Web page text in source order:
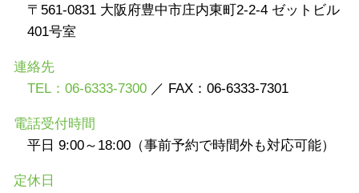
〒561-0831 大阪府豊中市庄内東町2-2-4 ゼットビル
401号室
連絡先
TEL：06-6333-7300 ／ FAX：06-6333-7301
電話受付時間
平日 9:00～18:00（事前予約で時間外も対応可能）
定休日